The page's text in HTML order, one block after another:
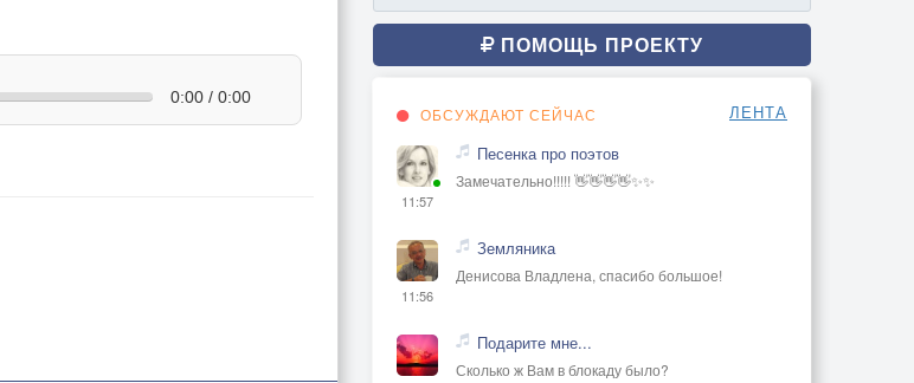
0:00 / 0:00
ПОМОЩЬ ПРОЕКТУ
ОБСУЖДАЮТ СЕЙЧАС ЛЕНТА
11:57
Песенка про поэтов
Замечательно!!!!! 👋👋👋👋✨✨
11:56
Земляника
Денисова Владлена, спасибо большое!
Подарите мне...
Сколько ж Вам в блокаду было?